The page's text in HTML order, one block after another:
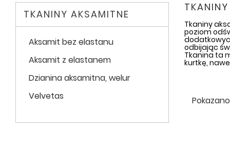
TKANINY AKSAMITNE
Aksamit bez elastanu
Aksamit z elastanem
Dzianina aksamitna, welur
Velvetas
Tkaniny
poziom
odbijając
Tkanina ta
kurtkę,